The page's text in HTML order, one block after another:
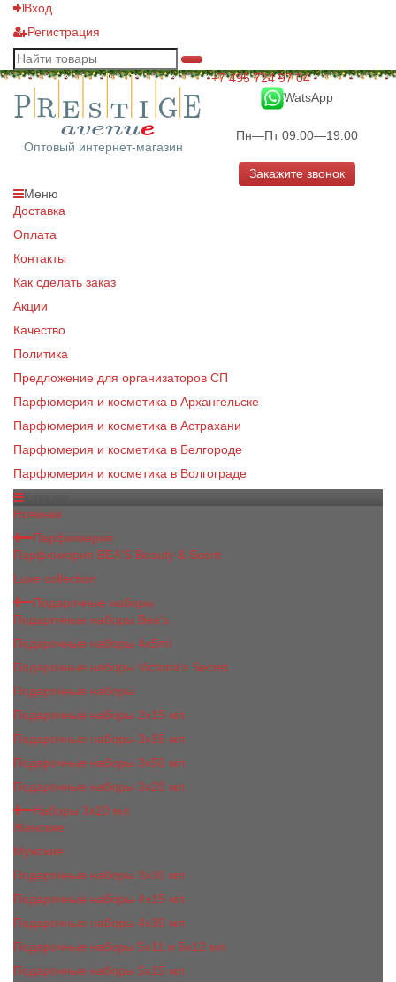
Вход
Регистрация
Оптовый интернет-магазин
+7 495 724 97 04
WatsApp
Пн—Пт 09:00—19:00
Закажите звонок
Меню
Доставка
Оплата
Контакты
Как сделать заказ
Акции
Качество
Политика
Предложение для организаторов СП
Парфюмерия и косметика в Архангельске
Парфюмерия и косметика в Астрахани
Парфюмерия и косметика в Белгороде
Парфюмерия и косметика в Волгограде
Новинки
Парфюмерия
Парфюмерия BEA'S Beauty & Scent
Luxe collection
Подарочные наборы
Подарочные наборы Bea's
Подарочные наборы 4х5ml
Подарочные наборы Victoria's Secret
Подарочные наборы
Подарочные наборы 2x15 мл
Подарочные наборы 3х15 мл
Подарочные наборы 3x50 мл
Подарочные наборы 3x20 мл
Наборы 3х20 мл
Женские
Мужские
Подарочные наборы 3х30 мл
Подарочные наборы 4x15 мл
Подарочные наборы 4x30 мл
Подарочные наборы 5x11 и 5х12 мл
Подарочные наборы 5x15 мл